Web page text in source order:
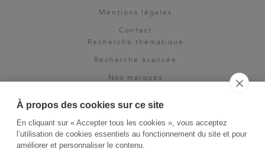
À propos des cookies sur ce site
En cliquant sur « Accepter tous les cookies », vous acceptez
l’utilisation de cookies essentiels au fonctionnement du site et pour
améliorer et personnaliser le contenu.
Mentions légales
Contact
Recherche thématique
Recherche avancée
Nos marques
Espace pro
Newsletter
La Vie des Classiques